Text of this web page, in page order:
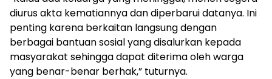
diurus akta kematiannya dan diperbarui datanya. Ini
penting karena berkaitan langsung dengan
berbagai bantuan sosial yang disalurkan kepada
masyarakat sehingga dapat diterima oleh warga
yang benar-benar berhak,” tuturnya.